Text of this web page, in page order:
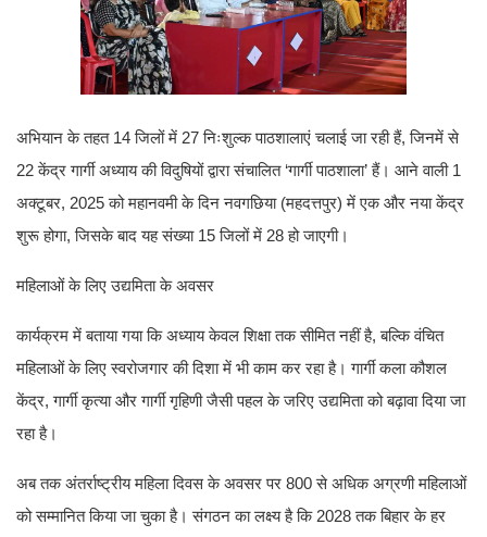
अभियान के तहत 14 जिलों में 27 निःशुल्क पाठशालाएं चलाई जा रही हैं, जिनमें से
22 केंद्र गार्गी अध्याय की विदुषियों द्वारा संचालित ‘गार्गी पाठशाला’ हैं। आने वाली 1
अक्टूबर, 2025 को महानवमी के दिन नवगछिया (महदत्तपुर) में एक और नया केंद्र
शुरू होगा, जिसके बाद यह संख्या 15 जिलों में 28 हो जाएगी।
महिलाओं के लिए उद्यमिता के अवसर
कार्यक्रम में बताया गया कि अध्याय केवल शिक्षा तक सीमित नहीं है, बल्कि वंचित
महिलाओं के लिए स्वरोजगार की दिशा में भी काम कर रहा है। गार्गी कला कौशल
केंद्र, गार्गी कृत्या और गार्गी गृहिणी जैसी पहल के जरिए उद्यमिता को बढ़ावा दिया जा
रहा है।
अब तक अंतर्राष्ट्रीय महिला दिवस के अवसर पर 800 से अधिक अग्रणी महिलाओं
को सम्मानित किया जा चुका है। संगठन का लक्ष्य है कि 2028 तक बिहार के हर